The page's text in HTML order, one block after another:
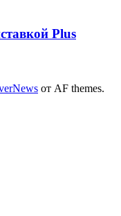
Plus
от AF themes.